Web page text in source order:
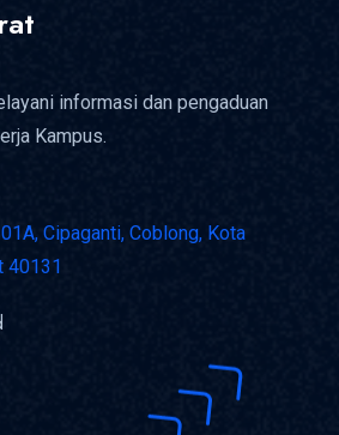
informasi dan pengaduan
Kampus.
Cipaganti, Coblong, Kota
40131